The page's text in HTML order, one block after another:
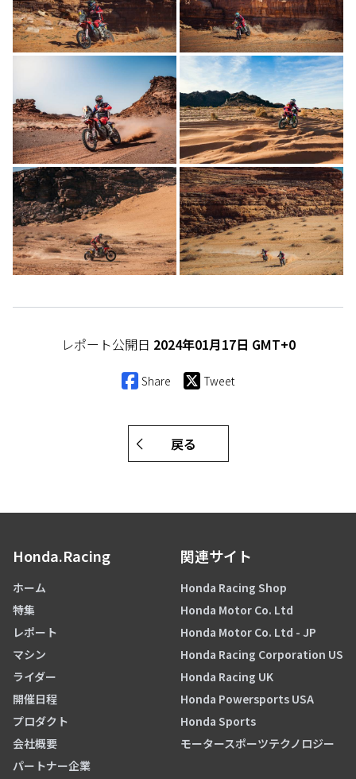
レポート公開日 2024年01月17日 GMT+0
Share Tweet
戻る
Honda.Racing
ホーム
特集
レポート
マシン
ライダー
開催日程
プロダクト
会社概要
パートナー企業
関連サイト
Honda Racing Shop
Honda Motor Co. Ltd
Honda Motor Co. Ltd - JP
Honda Racing Corporation US
Honda Racing UK
Honda Powersports USA
Honda Sports
モータースポーツテクノロジー